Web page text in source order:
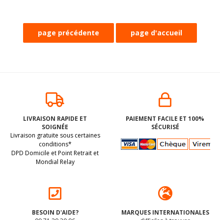
1 sucette plate à la
sans allergènes
Candy Tree : 12g
(dluo 30/06/2026) BIO.
Sans les 14 allergènes
majeurs
1 sucette plate au
sans allergènes
Candy Tree : 12g
Sans les 14 allergènes
LIVRAISON RAPIDE ET
SOIGNÉE
Livraison gratuite sous certaines
conditions*
DPD Domicile et Point Retrait et
Mondial Relay
PAIEMENT FACILE ET 100%
SÉCURISÉ
BESOIN D'AIDE? MARQUES INTERNATIONALES